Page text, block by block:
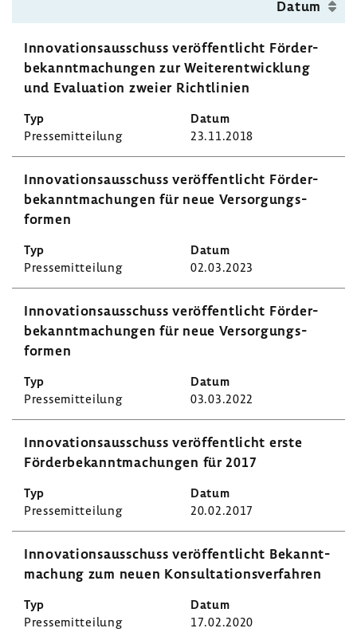
Datum
Inno­va­ti­ons­aus­schuss veröf­fent­licht Förder­
be­kannt­ma­chungen zur Weiter­ent­wick­lung
und Evalua­tion zweier Richt­li­nien
Pres­se­mit­tei­lung 23.11.2018
Inno­va­ti­ons­aus­schuss veröf­fent­licht Förder­
be­kannt­ma­chungen für neue Versor­gungs­
formen
Pres­se­mit­tei­lung 02.03.2023
Inno­va­ti­ons­aus­schuss veröf­fent­licht Förder­
be­kannt­ma­chungen für neue Versor­gungs­
formen
Pres­se­mit­tei­lung 03.03.2022
Inno­va­ti­ons­aus­schuss veröf­fent­licht erste
Förder­be­kannt­ma­chungen für 2017
Pres­se­mit­tei­lung 20.02.2017
Inno­va­ti­ons­aus­schuss veröf­fent­licht Bekannt­
ma­chung zum neuen Konsul­ta­ti­ons­ver­fahren
Pres­se­mit­tei­lung 17.02.2020